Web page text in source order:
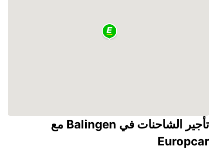
تأجير الشاحنات في Balingen مع
Europcar